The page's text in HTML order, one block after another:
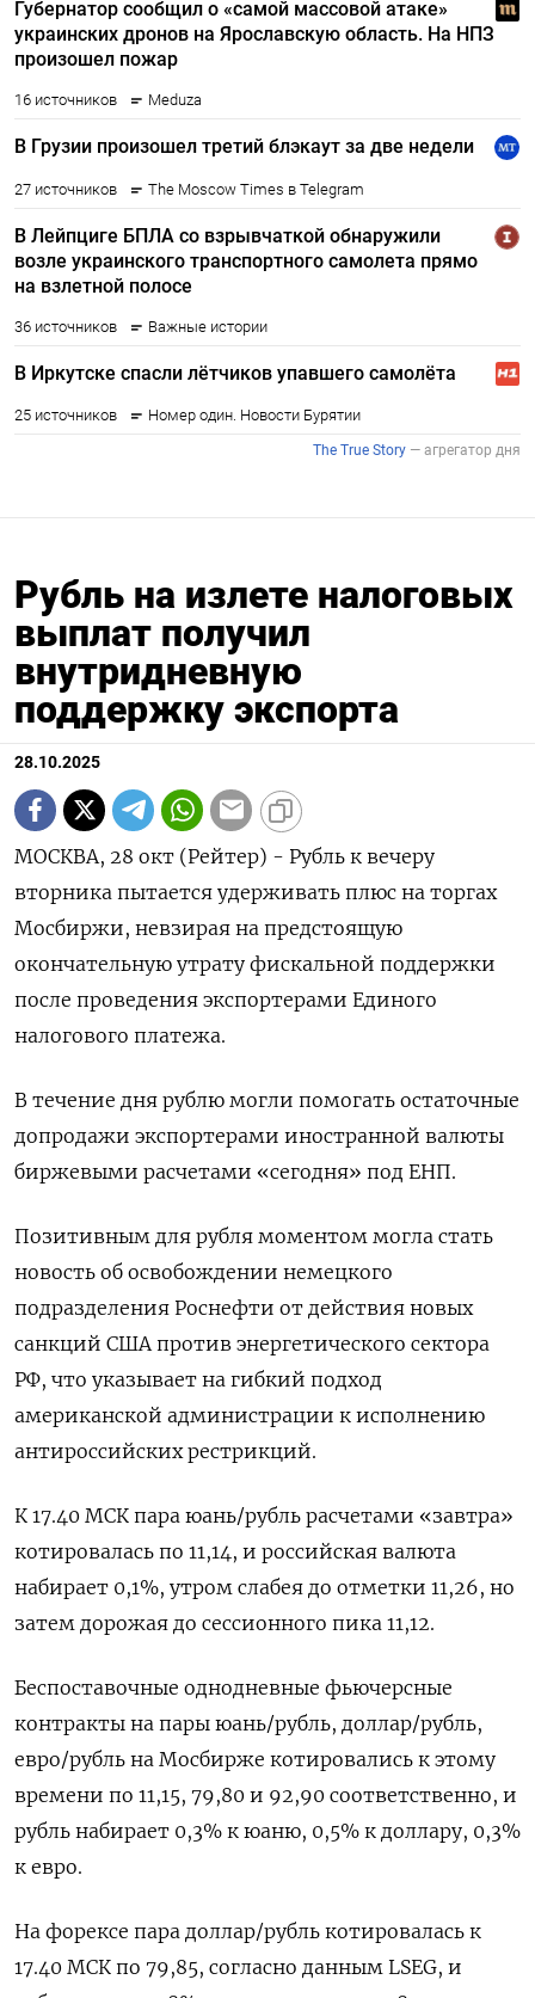
Рубль на излете налоговых
выплат получил
внутридневную
поддержку экспорта
28.10.2025
МОСКВА, 28 окт (Рейтер) - Рубль к вечеру
вторника пытается удерживать плюс на торгах
Мосбиржи, невзирая на предстоящую
окончательную утрату фискальной поддержки
после проведения экспортерами Единого
налогового платежа.
В течение дня рублю могли помогать остаточные
допродажи экспортерами иностранной валюты
биржевыми расчетами «сегодня» под ЕНП.
Позитивным для рубля моментом могла стать
новость об освобождении немецкого
подразделения Роснефти от действия новых
санкций США против энергетического сектора
РФ, что указывает на гибкий подход
американской администрации к исполнению
антироссийских рестрикций.
К 17.40 МСК пара юань/рубль расчетами «завтра»
котировалась по 11,14, и российская валюта
набирает 0,1%, утром слабея до отметки 11,26, но
затем дорожая до сессионного пика 11,12.
Беспоставочные однодневные фьючерсные
контракты на пары юань/рубль, доллар/рубль,
евро/рубль на Мосбирже котировались к этому
времени по 11,15, 79,80 и 92,90 соответственно, и
рубль набирает 0,3% к юаню, 0,5% к доллару, 0,3%
к евро.
На форексе пара доллар/рубль котировалась к
17.40 МСК по 79,85, согласно данным LSEG, и